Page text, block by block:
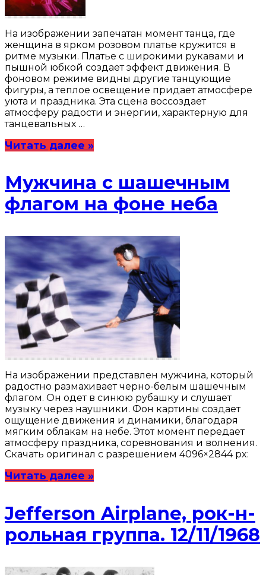
На изображении запечатан момент танца, где
женщина в ярком розовом платье кружится в
ритме музыки. Платье с широкими рукавами и
пышной юбкой создает эффект движения. В
фоновом режиме видны другие танцующие
фигуры, а теплое освещение придает атмосфере
уюта и праздника. Эта сцена воссоздает
атмосферу радости и энергии, характерную для
танцевальных …
Читать далее »
Мужчина с шашечным
флагом на фоне неба
На изображении представлен мужчина, который
радостно размахивает черно-белым шашечным
флагом. Он одет в синюю рубашку и слушает
музыку через наушники. Фон картины создает
ощущение движения и динамики, благодаря
мягким облакам на небе. Этот момент передает
атмосферу праздника, соревнования и волнения.
Скачать оригинал с разрешением 4096×2844 px:
Читать далее »
Jefferson Airplane, рок-н-
рольная группа. 12/11/1968